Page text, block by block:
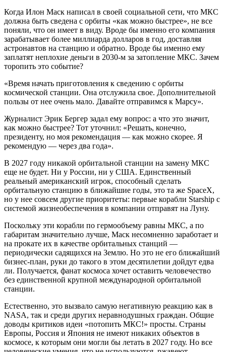
Когда Илон Маск написал в своей социальной сети, что МКС
должна быть сведена с орбиты «как можно быстрее», не все
поняли, что он имеет в виду. Вроде бы именно его компания
зарабатывает более миллиарда долларов в год, доставляя
астронавтов на станцию и обратно. Вроде бы именно ему
заплатят неплохие деньги в 2030-м за затопление МКС. Зачем
торопить это событие?
«Время начать приготовления к сведению с орбиты
космической станции. Она отслужила свое. Дополнительной
пользы от нее очень мало. Давайте отправимся к Марсу».
Журналист Эрик Бергер задал ему вопрос: а что это значит,
как можно быстрее? Тот уточнил: «Решать, конечно,
президенту, но моя рекомендация — как можно скорее. Я
рекомендую — через два года».
В 2027 году никакой орбитальной станции на замену МКС
еще не будет. Ни у России, ни у США. Единственный
реальный американский игрок, способный сделать
орбитальную станцию в ближайшие годы, это та же SpaceX,
но у нее совсем другие приоритеты: первые корабли Starship с
системой жизнеобеспечения в компании отправят на Луну.
Поскольку эти корабли по гермообъему равны МКС, а по
габаритам значительно лучше, Маск несомненно заработает и
на прокате их в качестве орбитальных станций —
периодически садящихся на Землю. Но это не его ближайший
бизнес-план, руки до такого в этом десятилетии дойдут едва
ли. Получается, фанат космоса хочет оставить человечество
без единственной крупной международной орбитальной
станции.
Естественно, это вызвало самую негативную реакцию как в
NASA, так и среди других неравнодушных граждан. Общие
доводы критиков идеи «потопить МКС!» просты. Страны
Европы, Россия и Япония не имеют никаких объектов в
космосе, к которым они могли бы летать в 2027 году. Но все